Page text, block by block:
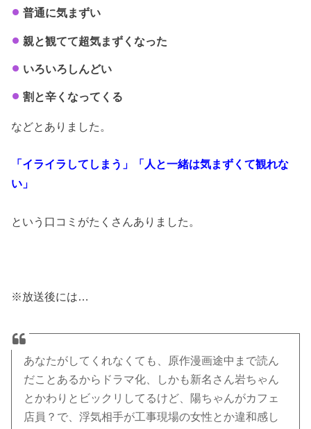
普通に気まずい
親と観てて超気まずくなった
いろいろしんどい
割と辛くなってくる
などとありました。
「イライラしてしまう」「人と一緒は気まずくて観れな
い」
という口コミがたくさんありました。
※放送後には…
あなたがしてくれなくても、原作漫画途中まで読ん
だことあるからドラマ化、しかも新名さん岩ちゃん
とかわりとビックリしてるけど、陽ちゃんがカフェ
店員？で、浮気相手が工事現場の女性とか違和感し